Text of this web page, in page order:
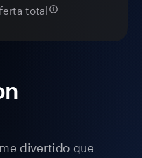
divertido que
total